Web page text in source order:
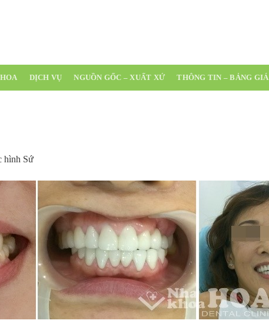
DỊCH VỤ NGUỒN GỐC – XUẤT XỨ THÔNG TIN – BẢNG GIÁ
hình Sứ